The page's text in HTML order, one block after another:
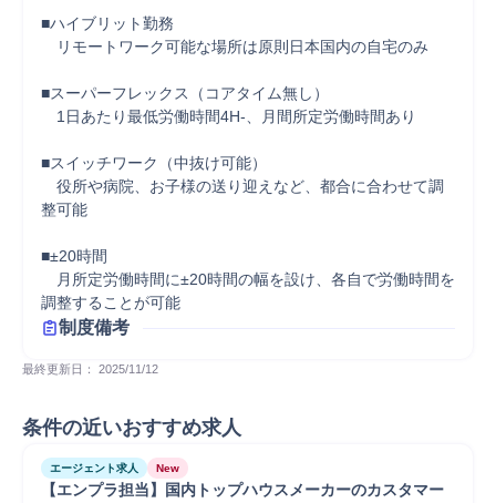
■ハイブリット勤務
リモートワーク可能な場所は原則日本国内の自宅のみ
■スーパーフレックス（コアタイム無し）
1日あたり最低労働時間4H-、月間所定労働時間あり
■スイッチワーク（中抜け可能）
役所や病院、お子様の送り迎えなど、都合に合わせて調
整可能
■±20時間
月所定労働時間に±20時間の幅を設け、各自で労働時間を
調整することが可能
制度備考
最終更新日： 2025/11/12
条件の近いおすすめ求人
エージェント求人 New
【エンプラ担当】国内トップハウスメーカーのカスタマー